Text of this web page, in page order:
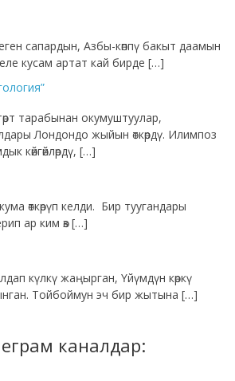
сапардын, Азбы-көппү бакыт даамын
кусам артат кай бирде […]
тарабынан окумуштуулар,
Лондондо жыйын өткөрдү. Илимпоз
көйгөйлөрдү, […]
өткөрүп келди. Бир туугандары
ар ким өз […]
күлкү жаңырган, Үйүмдүн көркү
Тойбоймун эч бир жытына […]
каналдар: